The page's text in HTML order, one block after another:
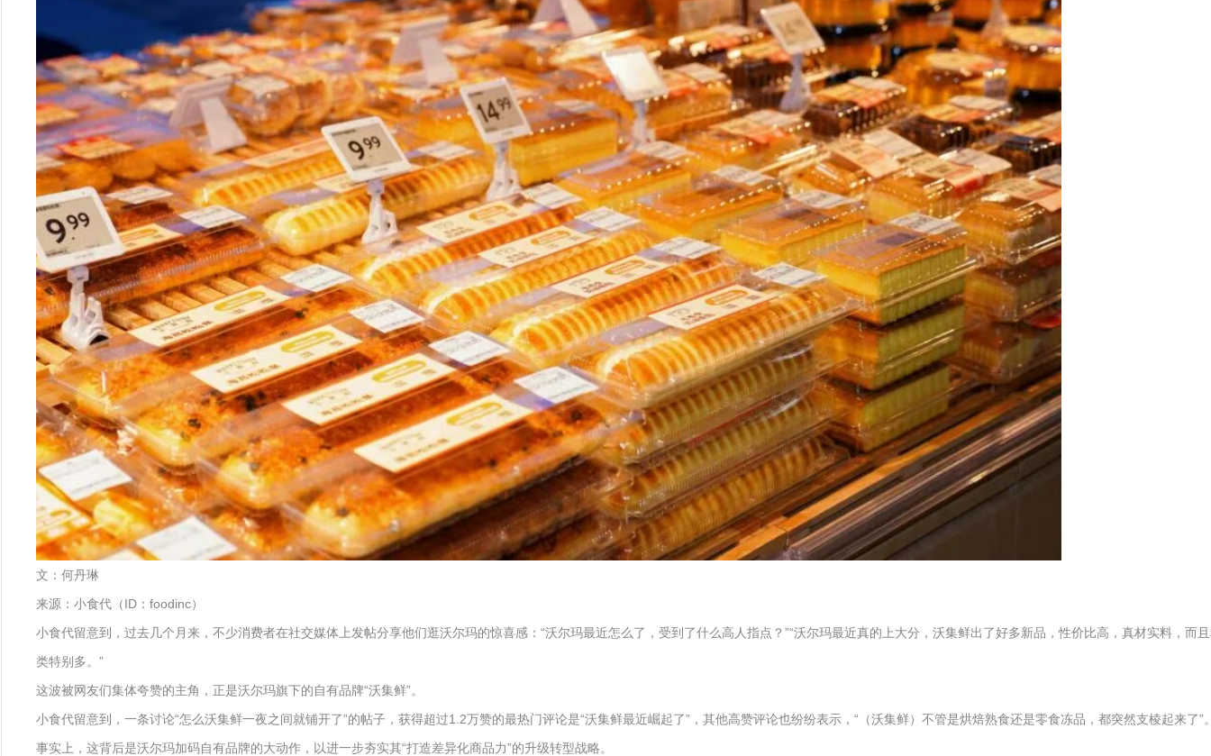
文：何丹琳
来源：小食代（ID：foodinc）
小食代留意到，过去几个月来，不少消费者在社交媒体上发帖分享他们逛沃尔玛的惊喜感：“沃尔玛最近怎么了，受到了什么高人指点？”“沃尔玛最近真的上大分，沃集鲜出了好多新品，性价比高，真材实料，而
类特别多。”
这波被网友们集体夸赞的主角，正是沃尔玛旗下的自有品牌“沃集鲜”。
小食代留意到，一条讨论“怎么沃集鲜一夜之间就铺开了”的帖子，获得超过1.2万赞的最热门评论是“沃集鲜最近崛起了”，其他高赞评论也纷纷表示，“（沃集鲜）不管是烘焙熟食还是零食冻品，都突然支棱起来了”
事实上，这背后是沃尔玛加码自有品牌的大动作，以进一步夯实其“打造差异化商品力”的升级转型战略。